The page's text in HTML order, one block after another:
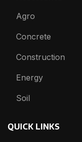
Agro
Concrete
Construction
Energy
Soil
QUICK LINKS